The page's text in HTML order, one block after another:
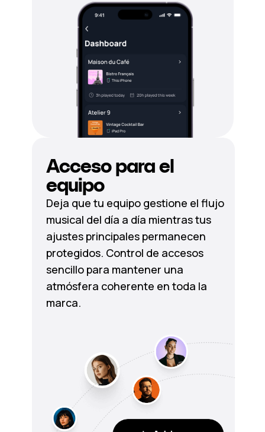
Acceso para el
equipo
Deja que tu equipo gestione el flujo
musical del día a día mientras tus
ajustes principales permanecen
protegidos. Control de accesos
sencillo para mantener una
atmósfera coherente en toda la
marca.